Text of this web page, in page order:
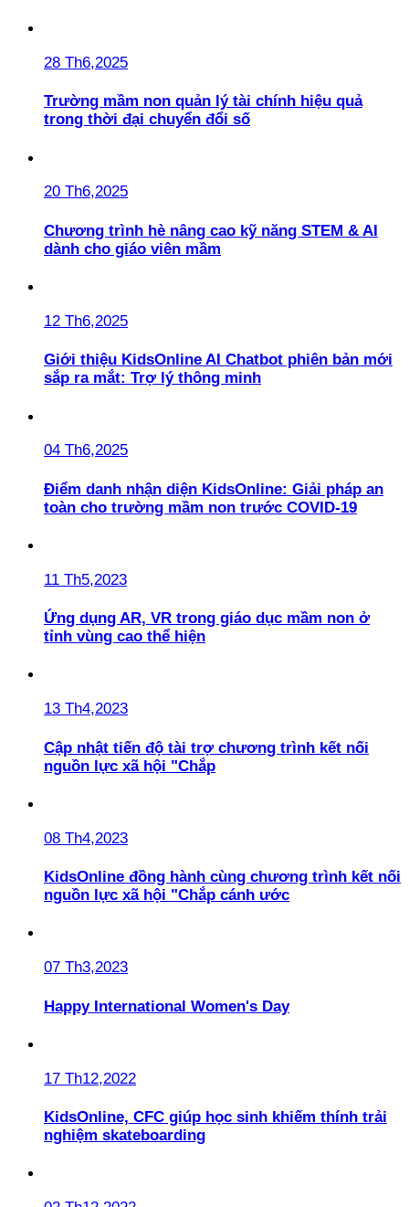
28 Th6,2025
Trường mầm non quản lý tài chính hiệu quả
trong thời đại chuyển đổi số
20 Th6,2025
Chương trình hè nâng cao kỹ năng STEM & AI
dành cho giáo viên mầm
12 Th6,2025
Giới thiệu KidsOnline AI Chatbot phiên bản mới
sắp ra mắt: Trợ lý thông minh
04 Th6,2025
Điểm danh nhận diện KidsOnline: Giải pháp an
toàn cho trường mầm non trước COVID-19
11 Th5,2023
Ứng dụng AR, VR trong giáo dục mầm non ở
tỉnh vùng cao thể hiện
13 Th4,2023
Cập nhật tiến độ tài trợ chương trình kết nối
nguồn lực xã hội "Chắp
08 Th4,2023
KidsOnline đồng hành cùng chương trình kết nối
nguồn lực xã hội "Chắp cánh ước
07 Th3,2023
Happy International Women's Day
17 Th12,2022
KidsOnline, CFC giúp học sinh khiếm thính trải
nghiệm skateboarding